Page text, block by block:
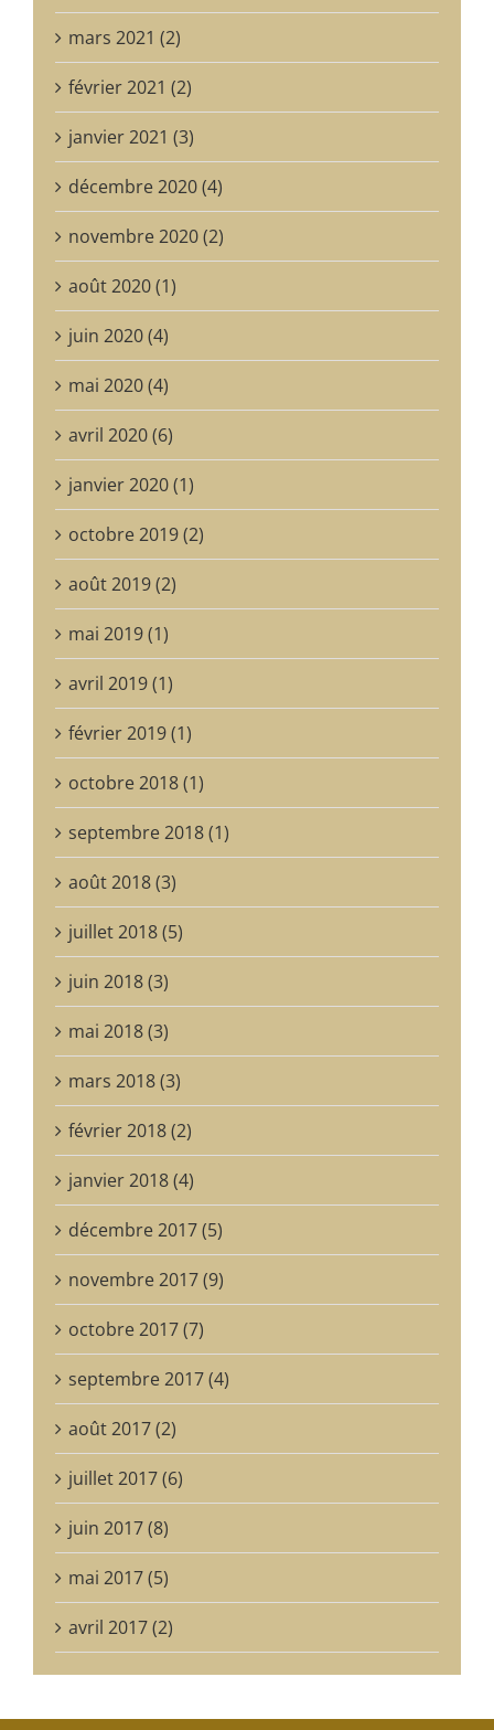
mars 2021 (2)
février 2021 (2)
janvier 2021 (3)
décembre 2020 (4)
novembre 2020 (2)
août 2020 (1)
juin 2020 (4)
mai 2020 (4)
avril 2020 (6)
janvier 2020 (1)
octobre 2019 (2)
août 2019 (2)
mai 2019 (1)
avril 2019 (1)
février 2019 (1)
octobre 2018 (1)
septembre 2018 (1)
août 2018 (3)
juillet 2018 (5)
juin 2018 (3)
mai 2018 (3)
mars 2018 (3)
février 2018 (2)
janvier 2018 (4)
décembre 2017 (5)
novembre 2017 (9)
octobre 2017 (7)
septembre 2017 (4)
août 2017 (2)
juillet 2017 (6)
juin 2017 (8)
mai 2017 (5)
avril 2017 (2)